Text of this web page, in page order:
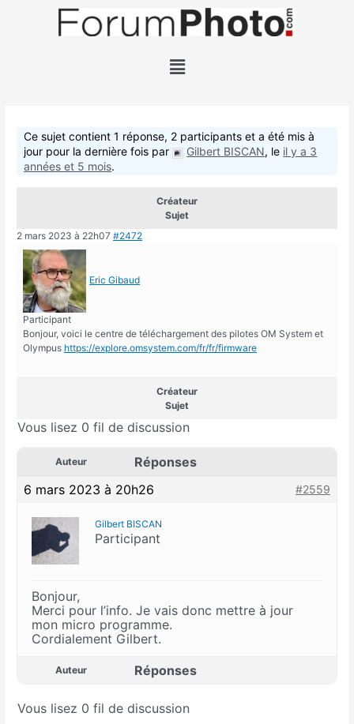
Ce sujet contient 1 réponse, 2 participants et a été mis à
jour pour la dernière fois par
Gilbert BISCAN, le il y a 3
années et 5 mois.
Créateur
Sujet
2 mars 2023 à 22h07 #2472
Eric Gibaud
Participant
Bonjour, voici le centre de téléchargement des pilotes OM System et
Olympus https://explore.omsystem.com/fr/fr/firmware
Créateur
Sujet
Vous lisez 0 fil de discussion
Auteur
Réponses
6 mars 2023 à 20h26
#2559
Gilbert BISCAN
Participant
Bonjour,
Merci pour l’info. Je vais donc mettre à jour
mon micro programme.
Cordialement Gilbert.
Auteur Réponses
Vous lisez 0 fil de discussion